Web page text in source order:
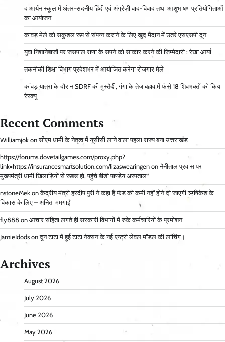
द आर्यन स्कूल में अंतर-सदनीय हिंदी एवं अंग्रेज़ी वाद-विवाद तथा आशुभाषण प्रतियोगिताओं
का आयोजन
कावड़ मेले को सकुशल रूप से संपन्न कराने के लिए खुद मैदान में उतरे एसएसपी दून
युवा निशानेबाजों पर जसपाल राणा के सपने को साकार करने की जिम्मेदारी : रेखा आर्या
तकनीकी शिक्षा विभाग प्रदेशभर में आयोजित करेगा रोजगार मेले
कांवड़ यात्रा के दौरान SDRF की मुस्तैदी, गंगा के तेज बहाव में फंसे 18 शिवभक्तों को किया
रेस्क्यू
Recent Comments
Williamjok onसीएम धामी के नेतृत्व में यूसीसी लाने वाला पहला राज्य बना उत्तराखंड
https://forums.dovetailgames.com/proxy.php?
link=https://insurancesmartsolution.com/lizaswearingen onनैनीताल प्रवास पर
मुख्यमंत्री धामी खिलाड़ियों से रूबरू हो, पहुंचे बीडी पाण्डेय अस्पताल*
nstoneMek onकेंद्रीय मंत्री हरदीप पुरी ने कहा है फंड की कमी नहीं होने दी जाएगी ऋषिकेश के
विकास के लिए – अनिता ममगाईं
fly888 on आचार संहिता लगते ही सरकारी विभागों में रुके कर्मचारियों के प्रमोशन
JamieIdods onदून टाटा में हुई टाटा नेक्सन के नई एन्ट्री लेवल मॉडल की लांचिंग।
Archives
August 2026
July 2026
June 2026
May 2026